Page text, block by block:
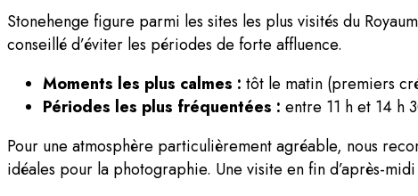
Stonehenge figure parmi les sites les plus visités du
conseillé d’éviter les périodes de forte affluence.
Moments les plus calmes : tôt le matin (premiers
Périodes les plus fréquentées : entre 11 h et 14 h
Pour une atmosphère particulièrement agréable, nous
idéales pour la photographie. Une visite en fin d’après-